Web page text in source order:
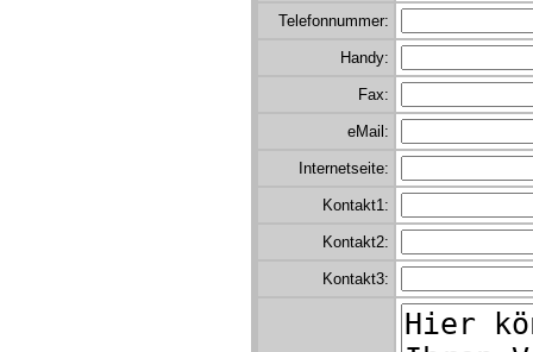
Telefonnummer:
Handy:
Fax:
eMail:
Internetseite:
Kontakt1:
Kontakt2:
Kontakt3: